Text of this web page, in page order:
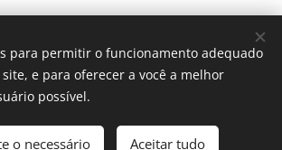
Silveira, 3.568 - sala 101 - Capoeiras
88085-002 - Florianópolis
3025-7858 | WhatsApp 48 99906-5917
para permitir o funcionamento adequado
e para oferecer a você a melhor
possível.
o necessário Aceitar tudo